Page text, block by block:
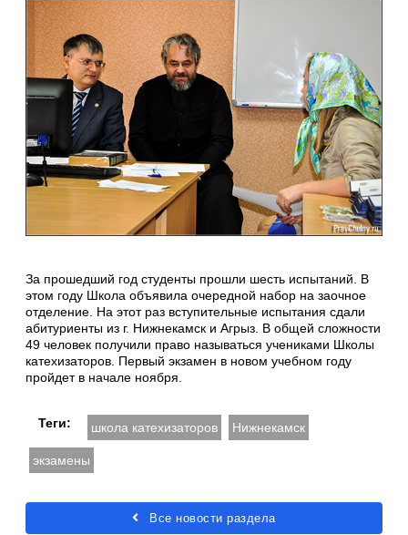
За прошедший год студенты прошли шесть испытаний. В
этом году Школа объявила очередной набор на заочное
отделение. На этот раз вступительные испытания сдали
абитуриенты из г. Нижнекамск и Агрыз. В общей сложности
49 человек получили право называться учениками Школы
катехизаторов. Первый экзамен в новом учебном году
пройдет в начале ноября.
Теги: школа катехизаторов Нижнекамск
экзамены
Все новости раздела